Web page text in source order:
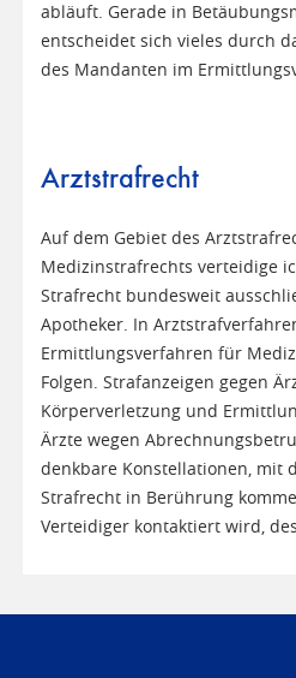
abläuft. Gerade in
entscheidet sich vieles durch
des Mandanten im
Arztstrafrecht
Auf dem Gebiet des
Medizinstrafrechts verteidige
Strafrecht bundesweit
Apotheker. In
Ermittlungsverfahren für
Folgen. Strafanzeigen gegen
Körperverletzung und
Ärzte wegen
denkbare Konstellationen, mit
Strafrecht in Berührung
Verteidiger kontaktiert wird,